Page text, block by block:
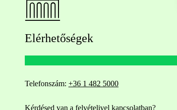
Elérhetőségek
Telefonszám: +36 1 482 5000
Kérdésed van a felvételivel kapcsolatban?